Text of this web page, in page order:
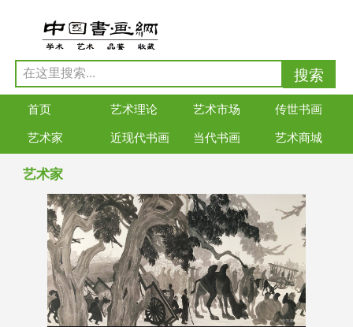
首页 艺术理论 艺术市场 传世书画
艺术家 近现代书画 当代书画 艺术商城
艺术家